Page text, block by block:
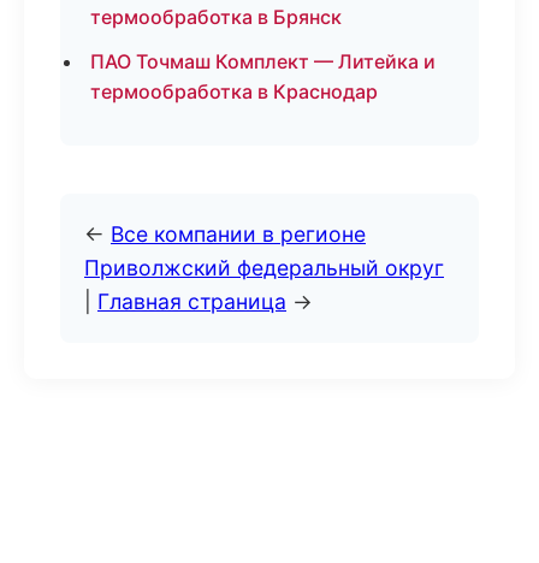
термообработка в Брянск
ПАО Точмаш Комплект — Литейка и
термообработка в Краснодар
← Все компании в регионе
Приволжский федеральный округ
Главная страница →